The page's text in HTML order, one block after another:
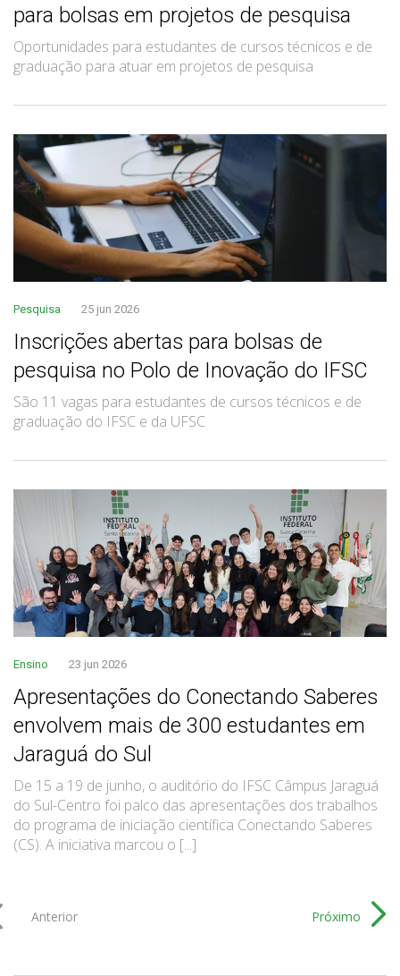
para bolsas em projetos de pesquisa
Oportunidades para estudantes de cursos técnicos e de
graduação para atuar em projetos de pesquisa
Pesquisa 25 jun 2026
Inscrições abertas para bolsas de
pesquisa no Polo de Inovação do IFSC
São 11 vagas para estudantes de cursos técnicos e de
graduação do IFSC e da UFSC
Ensino 23 jun 2026
Apresentações do Conectando Saberes
envolvem mais de 300 estudantes em
Jaraguá do Sul
De 15 a 19 de junho, o auditório do IFSC Câmpus Jaraguá
do Sul-Centro foi palco das apresentações dos trabalhos
do programa de iniciação científica Conectando Saberes
(CS). A iniciativa marcou o [...]
Anterior Próximo